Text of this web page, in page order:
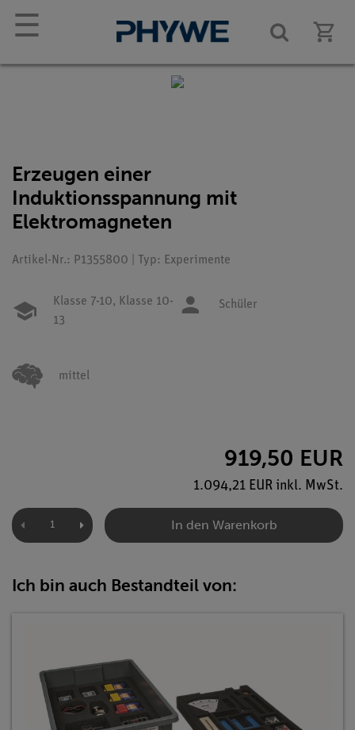
☰
Erzeugen einer
Induktionsspannung mit
Elektromagneten
Artikel-Nr.: P1355800 | Typ: Experimente
Klasse 7-10, Klasse 10-
13
Schüler
mittel
919,50 EUR
1.094,21 EUR inkl. MwSt.
In den Warenkorb
Ich bin auch Bestandteil von: